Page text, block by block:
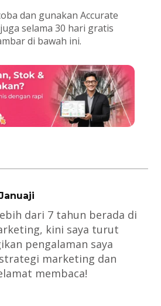
dan gunakan Accurate
selama 30 hari gratis
di bawah ini.
dari 7 tahun berada di
kini saya turut
pengalaman saya
marketing dan
membaca!